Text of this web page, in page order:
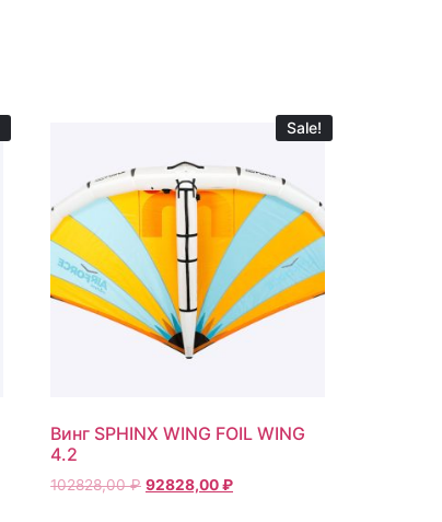
Sale!
Винг SPHINX WING FOIL WING
4.2
102828,00₽ 92828,00₽